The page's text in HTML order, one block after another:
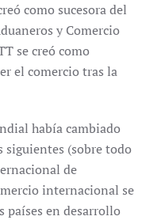
como sucesora del
y Comercio
se creó como
el comercio tras la
había cambiado
(sobre todo
de
internacional se
países en desarrollo